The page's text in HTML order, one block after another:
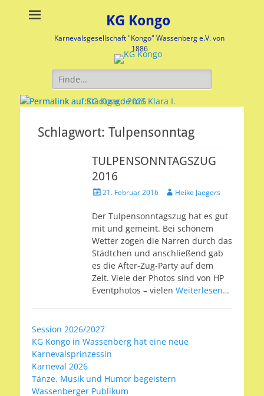
KG Kongo
Karnevalsgesellschaft "Kongo" Wassenberg e.V. von
1886
Suche
nach:
KG Kongo 2025
Veröffentlicht
Stadtgarde mit Klara I.
Veröffentlicht
Schlagwort: Tulpensonntag
TULPENSONNTAGSZUG
2016
Veröffentlicht
21. Februar 2016 AutorHeike Jaegers
Der Tulpensonntagszug hat es gut
mit und gemeint. Bei schönem
Wetter zogen die Narren durch das
Städtchen und anschließend gab
es die After-Zug-Party auf dem
Zelt. Viele der Photos sind von HP
Eventphotos – vielen Weiterlesen…
Session 2026/2027
KG Kongo in Wassenberg hat eine neue
Karnevalsprinzessin
Karneval 2026
Tänze, Musik und Humor begeistern
Wassenberger Publikum